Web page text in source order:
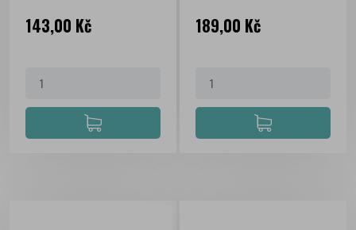
Cena
143,00 Kč Cena
189,00 Kč